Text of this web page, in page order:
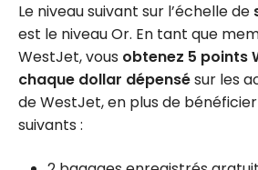
Le niveau suivant sur l’échelle de
est le niveau Or. En tant que
WestJet, vous obtenez 5 points
chaque dollar dépensésur les
de WestJet, en plus de
suivants :